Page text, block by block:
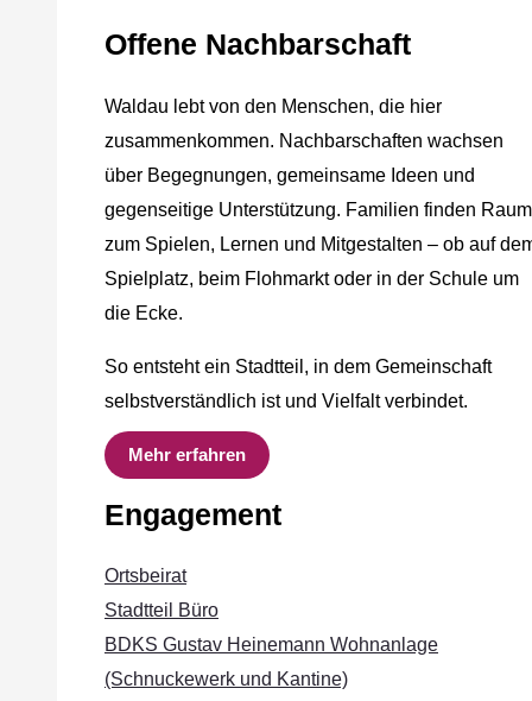
Offene Nachbarschaft
Waldau lebt von den Menschen, die hier
zusammenkommen. Nachbarschaften wachsen
über Begegnungen, gemeinsame Ideen und
gegenseitige Unterstützung. Familien finden Raum
zum Spielen, Lernen und Mitgestalten – ob auf
Spielplatz, beim Flohmarkt oder in der Schule um
die Ecke.
So entsteht ein Stadtteil, in dem Gemeinschaft
selbstverständlich ist und Vielfalt verbindet.
Mehr erfahren
Engagement
Ortsbeirat
Stadtteil Büro
BDKS Gustav Heinemann Wohnanlage
(Schnuckewerk und Kantine)